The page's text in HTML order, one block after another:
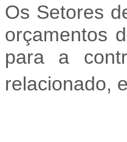
Os Setores
orçamentos
para a
relacionado,